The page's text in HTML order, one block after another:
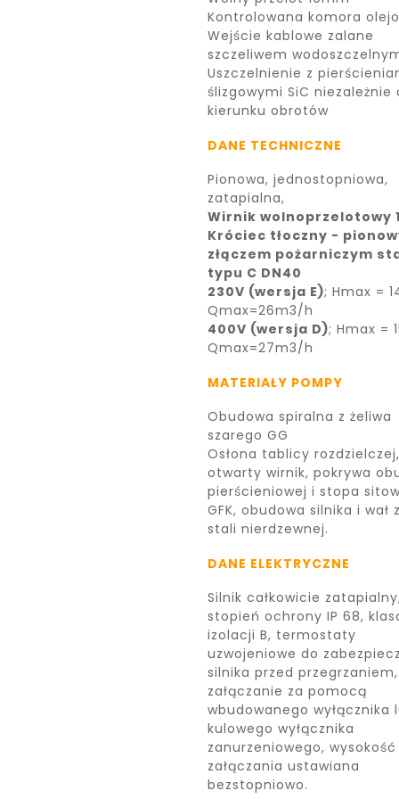
Kontrolowana komora
Wejście kablowe zalane
szczeliwem
Uszczelnienie z
ślizgowymi SiC niezależnie
kierunku obrotów
DANE TECHNICZNE
Pionowa, jednostopniowa,
zatapialna,
Wirnik wolnoprzelotowy
Króciec tłoczny -
złączem pożarniczym
typu C DN40
230V (wersja E); Hmax =
Qmax=26m3/h
400V (wersja D); Hmax =
Qmax=27m3/h
MATERIAŁY POMPY
Obudowa spiralna z żeliwa
szarego GG
Osłona tablicy rozdzielczej,
otwarty wirnik, pokrywa
pierścieniowej i stopa
GFK, obudowa silnika i wał
stali nierdzewnej.
DANE ELEKTRYCZNE
Silnik całkowicie
stopień ochrony IP 68,
izolacji B, termostaty
uzwojeniowe do
silnika przed przegrzaniem,
załączanie za pomocą
wbudowanego wyłącznika
kulowego wyłącznika
zanurzeniowego, wysokość
załączania ustawiana
bezstopniowo.